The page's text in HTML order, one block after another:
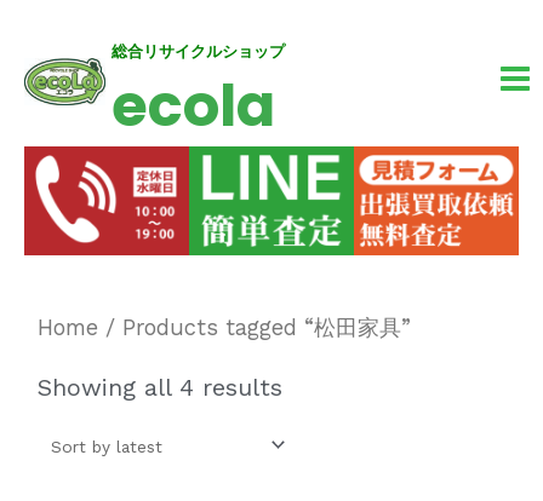
総合リサイクルショップ
ecola
Home / Products tagged “松田家具”
Showing all 4 results